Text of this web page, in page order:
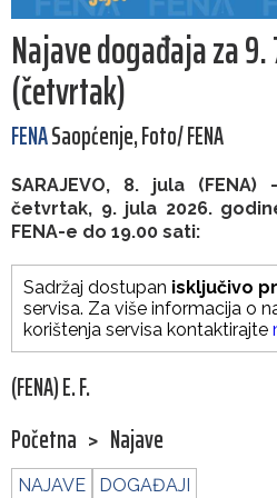
Najave događaja za
(četvrtak)
FENASaopćenje, Foto/ FENA
SARAJEVO, 8. jula
četvrtak, 9. jula 2026.
FENA-e do 19.00 sati:
Sadržaj dostupan isključivo
servisa. Za više informacija o
korištenja servisa kontaktirajte
(FENA) E. F.
Početna > Najave
NAJAVE DOGAĐAJI